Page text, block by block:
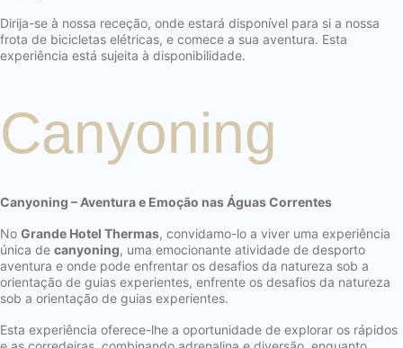
Dirija-se à nossa receção, onde estará disponível para si a nossa
frota de bicicletas elétricas, e comece a sua aventura. Esta
experiência está sujeita à disponibilidade.
Canyoning
Canyoning – Aventura e Emoção nas Águas Correntes
No Grande Hotel Thermas, convidamo-lo a viver uma experiência
única de canyoning, uma emocionante atividade de desporto
aventura e onde pode enfrentar os desafios da natureza sob a
orientação de guias experientes, enfrente os desafios da natureza
sob a orientação de guias experientes.
Esta experiência oferece-lhe a oportunidade de explorar os rápidos